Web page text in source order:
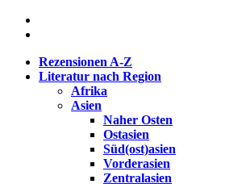
Rezensionen A-Z
Literatur nach Region
Afrika
Asien
Naher Osten
Ostasien
Süd(ost)asien
Vorderasien
Zentralasien